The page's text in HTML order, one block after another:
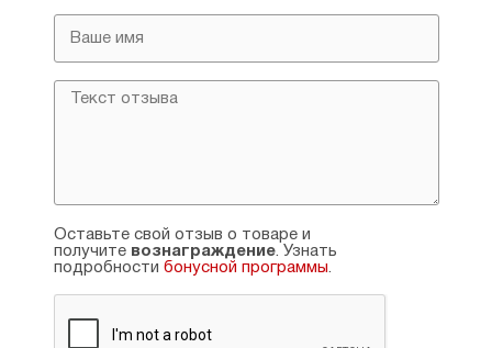
Оставьте свой отзыв о товаре и
получите вознаграждение. Узнать
подробности бонусной программы.